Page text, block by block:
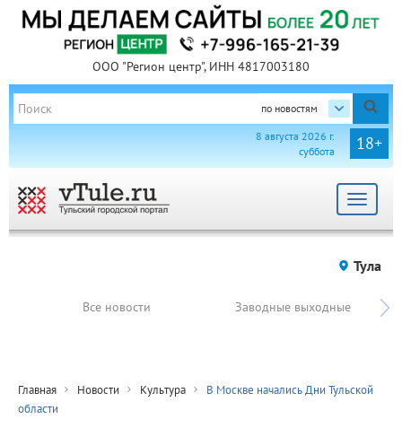
ООО "Регион центр", ИНН 4817003180
по новостям
18+
8 августа 2026 г.
суббота
Toggle
Тула
Все новости Заводные выходные
Главная Новости Культура
В Москве начались Дни Тульской
области